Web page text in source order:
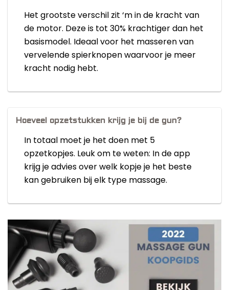
Het grootste verschil zit ‘m in de kracht van
de motor. Deze is tot 30% krachtiger dan het
basismodel. Ideaal voor het masseren van
vervelende spierknopen waarvoor je meer
kracht nodig hebt.
Hoeveel opzetstukken krijg je bij de gun?
In totaal moet je het doen met 5
opzetkopjes. Leuk om te weten: In de app
krijg je advies over welk kopje je het beste
kan gebruiken bij elk type massage.